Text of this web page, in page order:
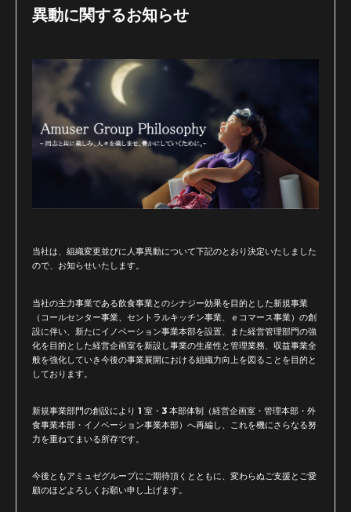
異動に関するお知らせ
当社は、組織変更並びに人事異動について下記のとおり決定いたしました
ので、お知らせいたします。
当社の主力事業である飲食事業とのシナジー効果を目的とした新規事業
（コールセンター事業、セントラルキッチン事業、ｅコマース事業）の創
設に伴い、新たにイノベーション事業本部を設置、また経営管理部門の強
化を目的とした経営企画室を新設し事業の生産性と管理業務、収益事業全
般を強化していき今後の事業展開における組織力向上を図ることを目的と
しております。
新規事業部門の創設により 1 室・3 本部体制（経営企画室・管理本部・外
食事業本部・イノベーション事業本部）へ再編し、これを機にさらなる努
力を重ねてまいる所存です。
今後ともアミュゼグループにご期待頂くとともに、変わらぬご支援とご愛
顧のほどよろしくお願い申し上げます。